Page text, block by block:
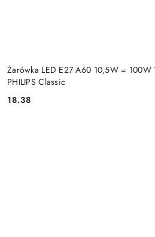
Żarówka LED E27 A60 10,5W = 100W
PHILIPS Classic
Cena:
18.38